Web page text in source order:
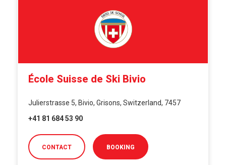
École Suisse de Ski Bivio
Julierstrasse 5, Bivio, Grisons, Switzerland, 7457
+41 81 684 53 90
CONTACT BOOKING